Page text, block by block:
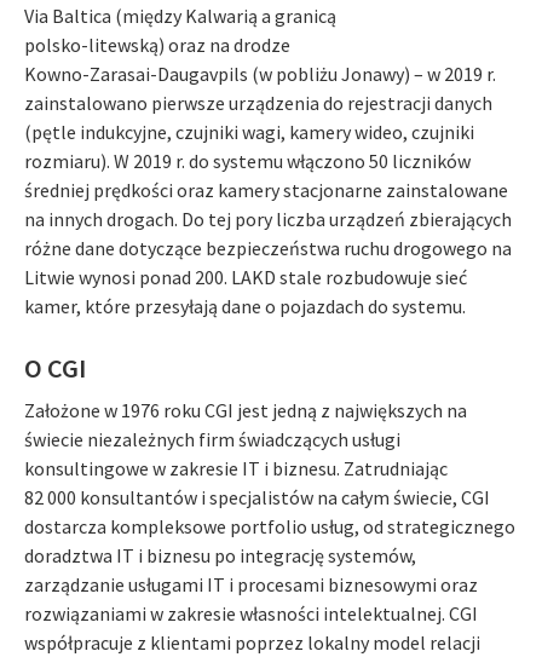
Via Baltica (między Kalwarią a granicą
polsko-litewską) oraz na drodze
Kowno-Zarasai-Daugavpils (w pobliżu Jonawy) – w 2019 r.
zainstalowano pierwsze urządzenia do rejestracji danych
(pętle indukcyjne, czujniki wagi, kamery wideo, czujniki
rozmiaru). W 2019 r. do systemu włączono 50 liczników
średniej prędkości oraz kamery stacjonarne zainstalowane
na innych drogach. Do tej pory liczba urządzeń zbierających
różne dane dotyczące bezpieczeństwa ruchu drogowego na
Litwie wynosi ponad 200. LAKD stale rozbudowuje sieć
kamer, które przesyłają dane o pojazdach do systemu.
O CGI
Założone w 1976 roku CGI jest jedną z największych na
świecie niezależnych firm świadczących usługi
konsultingowe w zakresie IT i biznesu. Zatrudniając
82 000 konsultantów i specjalistów na całym świecie, CGI
dostarcza kompleksowe portfolio usług, od strategicznego
doradztwa IT i biznesu po integrację systemów,
zarządzanie usługami IT i procesami biznesowymi oraz
rozwiązaniami w zakresie własności intelektualnej. CGI
współpracuje z klientami poprzez lokalny model relacji